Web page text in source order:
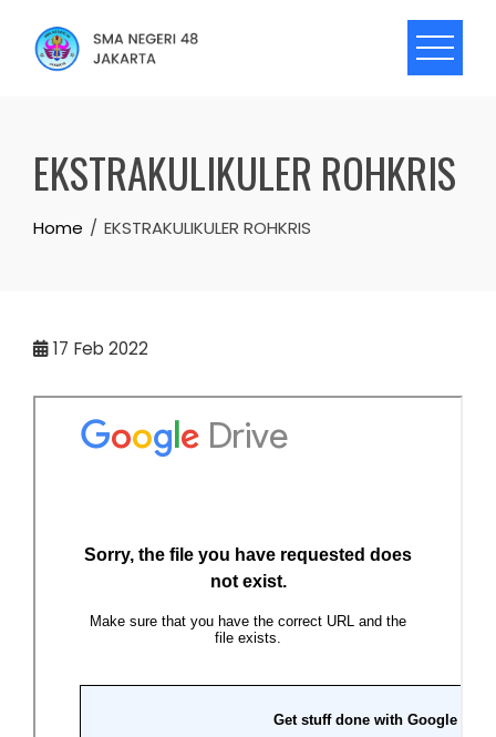
content
EKSTRAKULIKULER ROHKRIS
Home EKSTRAKULIKULER ROHKRIS
17 Feb 2022